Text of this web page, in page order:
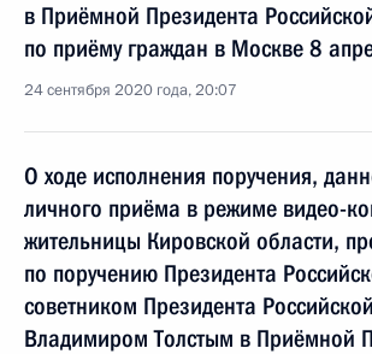
в Приёмной Президента
по приёму граждан в Москве 8
24 сентября 2020 года, 20:07
О ходе исполнения поручения,
личного приёма в режиме видео-
жительницы Кировской области,
по поручению Президента
советником Президента
Владимиром Толстым в Приёмной